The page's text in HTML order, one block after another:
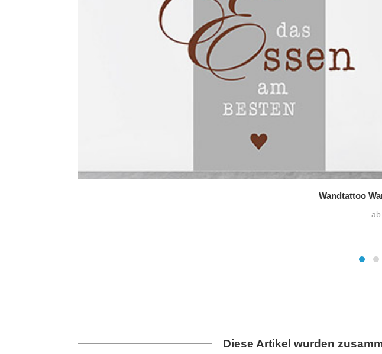
Wandtattoo
Diese Artikel wurden